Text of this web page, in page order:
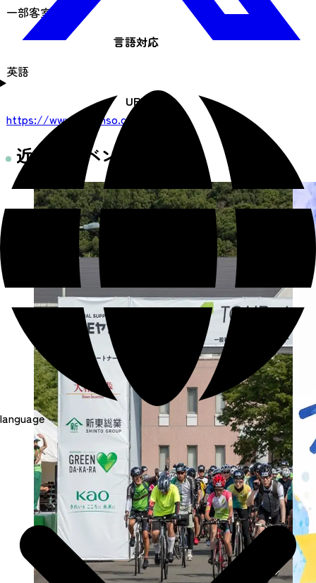
language
一部客室利用可
言語対応
英語
URL
https://www.taikanso.co.jp/
近くのイベント